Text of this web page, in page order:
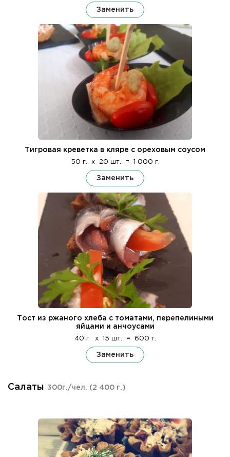
Заменить
Тигровая креветка в кляре с ореховым соусом
50 г. x 20 шт. = 1 000 г.
Заменить
Тост из ржаного хлеба с томатами, перепелиными
яйцами и анчоусами
40 г. x 15 шт. = 600 г.
Заменить
Салаты 300г./чел. (2 400 г.)